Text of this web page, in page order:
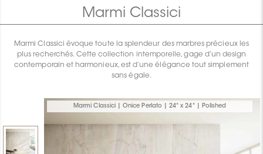
vedetteMarmi Classici
Marmi Classici évoque toute la splendeur des marbres précieux les
plus recherchés. Cette collection intemporelle, gage d’un design
contemporain et harmonieux, est d’une élégance tout simplement
sans égale.
Marmi Classici | Onice Perlato | 24" x 24" | Polished